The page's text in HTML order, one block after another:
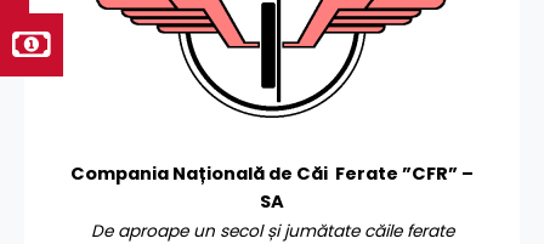
Compania Națională de Căi Ferate ”CFR” –
SA
De aproape un secol și jumătate căile ferate